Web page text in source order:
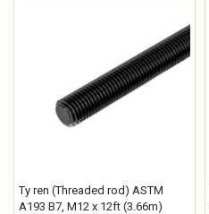
Ty ren (Threaded rod) ASTM
A193 B7, M12 x 12ft (3.66m)